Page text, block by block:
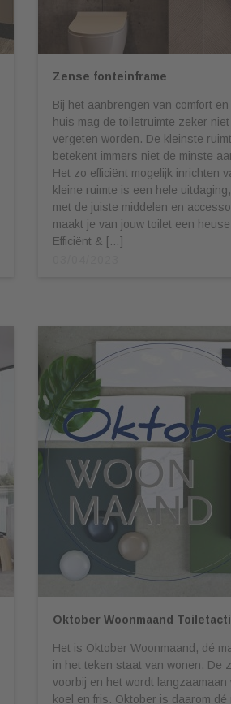
Zense fonteinframe
Bij het aanbrengen van comfort
huis mag de toiletruimte zeker niet
vergeten worden. De kleinste
betekent immers niet de minste
Het zo efficiënt mogelijk inrichten
kleine ruimte is een hele
met de juiste middelen en
maakt je van jouw toilet een
Efficiënt & […]
Oktober Woonmaand
Het is Oktober Woonmaand, dé
in het teken staat van wonen. De
voorbij en het wordt langzaamaan
koel en fris. Oktober is daarom dé